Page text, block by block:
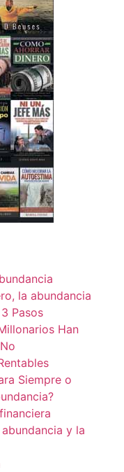
la abundancia
Pasos
Han
Siempre o
y la